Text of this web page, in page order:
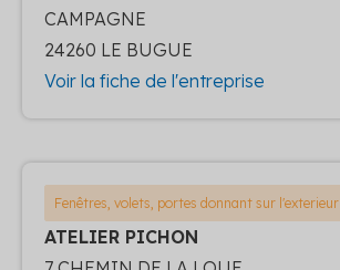
CAMPAGNE
24260 LE BUGUE
Voir la fiche de l'entreprise
Fenêtres, volets, portes donnant sur l'exterieur
ATELIER PICHON